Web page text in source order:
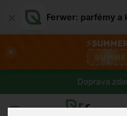
Ferwer: parfémy a
×
⚡
Doprava